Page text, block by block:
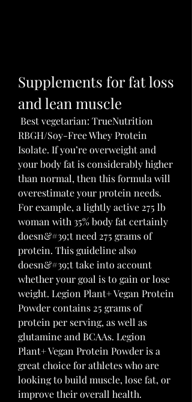
Supplements for fat loss
and lean muscle
RBGH/Soy-Free Whey Protein
Isolate. If you’re overweight and
your body fat is considerably higher
than normal, then this formula will
overestimate your protein needs.
For example, a lightly active 275 lb
woman with 35% body fat certainly
doesn&#39;t need 275 grams of
protein. This guideline also
doesn&#39;t take into account
whether your goal is to gain or lose
weight. Legion Plant+ Vegan Protein
Powder contains 25 grams of
protein per serving, as well as
glutamine and BCAAs. Legion
Plant+ Vegan Protein Powder is a
great choice for athletes who are
looking to build muscle, lose fat, or
improve their overall health.